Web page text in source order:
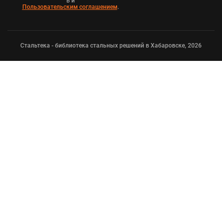
Пользовательским соглашением.
Стальтека - библиотека стальных решений в Хабаровске, 2026